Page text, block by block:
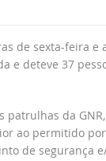
de sexta-feira e
e deteve 37
da
ao permitido
de segurança